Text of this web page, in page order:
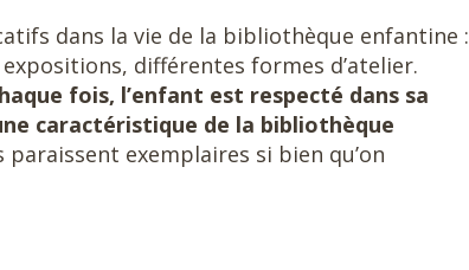
dans la vie de la bibliothèque enfantine :
différentes formes d’atelier.
fois, l’enfant est respecté dans sa
caractéristique de la bibliothèque
exemplaires si bien qu’on